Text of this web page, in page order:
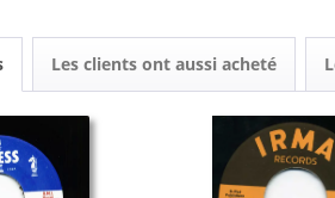
Les clients ont aussi acheté